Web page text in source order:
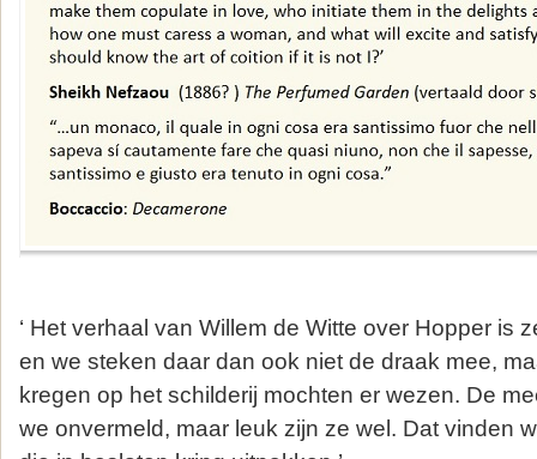
‘ Het verhaal van Willem de Witte over Hopper is
en we steken daar dan ook niet de draak mee,
kregen op het schilderij mochten er wezen. De
we onvermeld, maar leuk zijn ze wel. Dat vinden